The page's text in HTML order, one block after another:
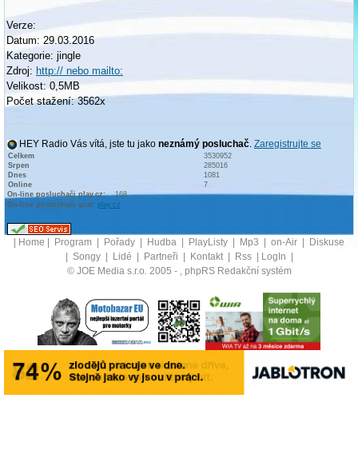
Verze:
Datum: 29.03.2016
Kategorie: jingle
Zdroj: http:// nebo mailto:
Velikost: 0,5MB
Počet stažení: 3562x
HEY Radio Vás vítá, jste tu jako neznámý posluchač. Zaregistrujte se
Celkem
3530952
Srpen
285016
Dnes
1081
Online
7
On-line posluchači play.cz:
168
On-line posluchači graf: play.cz
Home Program Pořady Hudba PlayListy Mp3 on-Air
Diskuse
Songy Lidé Partneři Kontakt Rss LogIn
© JOE Media s.r.o. 2005 - , phpRS Redakční systém